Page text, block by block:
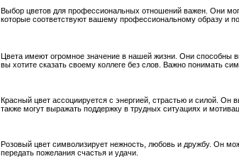
Выбор цветов для профессиональных отношений важен. Они
которые соответствуют вашему профессиональному образу и
Цвета имеют огромное значение в нашей жизни. Они способны
вы хотите сказать своему коллеге без слов. Важно понимать
Красный цвет ассоциируется с энергией, страстью и силой. Он
также могут выражать поддержку в трудных ситуациях и
Розовый цвет символизирует нежность, любовь и дружбу. Он
передать пожелания счастья и удачи.